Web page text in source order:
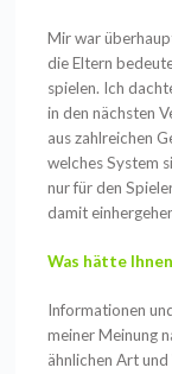
Mir war
die Eltern
spielen. Ich
in den nächsten
aus zahlreichen
welches System
nur für den
damit
Was hätte
Informationen
meiner Meinung
ähnlichen Art